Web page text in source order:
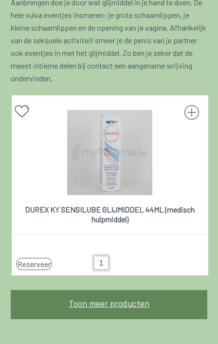
Aanbrengen doe je door wat glijmiddel in je hand te doen. De
hele vulva eventjes insmeren: je grote schaamlippen, je
kleine schaamlippen en de opening van je vagina. Afhankelijk
van de seksuele activiteit smeer je de penis van je partner
ook eventjes in met het glijmiddel. Zo ben je zeker dat de
meest intieme delen bij contact een aangename wrijving
ondervinden.
DUREX KY SENSILUBE GLIJMIDDEL 44ML (medisch
hulpmiddel)
Reserveer
Toon meer producten